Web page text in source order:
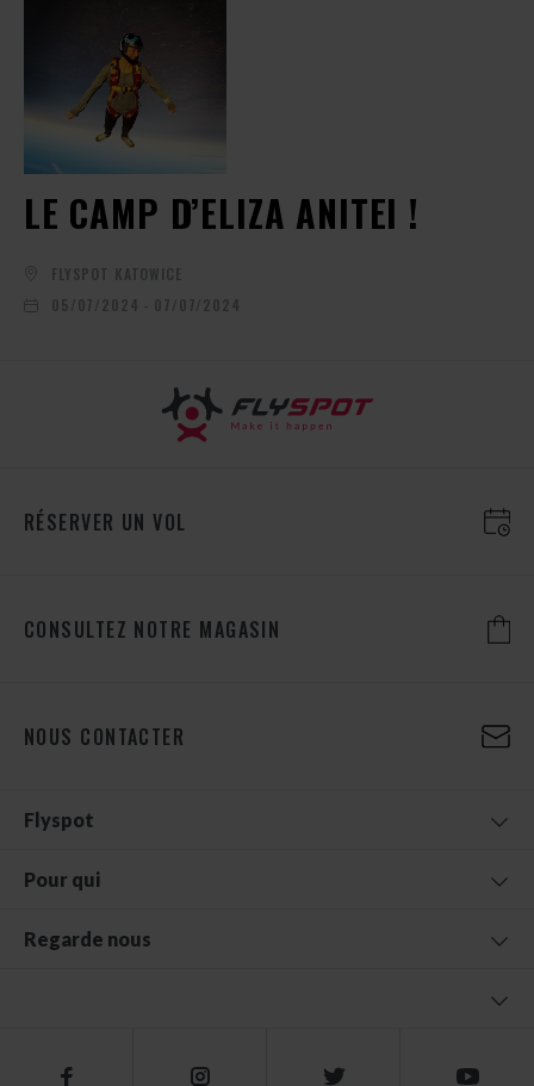
LE CAMP D’ELIZA ANITEI !
FLYSPOT KATOWICE
05/07/2024 - 07/07/2024
RÉSERVER UN VOL
CONSULTEZ NOTRE MAGASIN
NOUS CONTACTER
Flyspot
Pour qui
Regarde nous